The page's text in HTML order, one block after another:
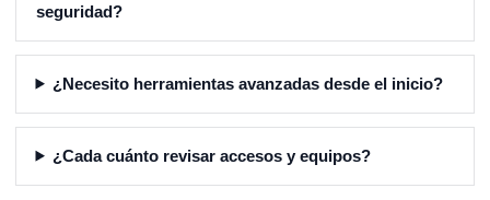
seguridad?
¿Necesito herramientas avanzadas desde el inicio?
¿Cada cuánto revisar accesos y equipos?